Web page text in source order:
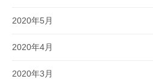
2020年5月
2020年4月
2020年3月